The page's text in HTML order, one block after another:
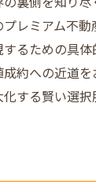
レミアム不
るための具
約への近道
する賢い選